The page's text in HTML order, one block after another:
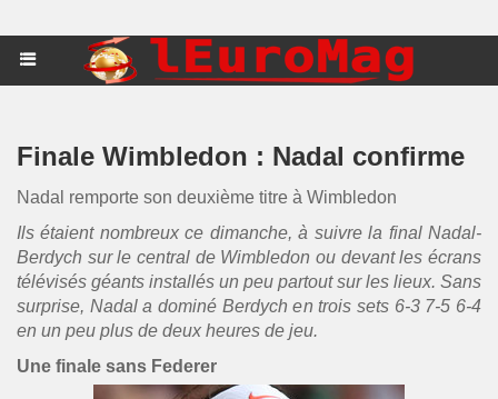
Finale Wimbledon : Nadal confirme
Nadal remporte son deuxième titre à Wimbledon
Ils étaient nombreux ce dimanche, à suivre la final Nadal-
Berdych sur le central de Wimbledon ou devant les écrans
télévisés géants installés un peu partout sur les lieux. Sans
surprise, Nadal a dominé Berdych en trois sets 6-3 7-5 6-4
en un peu plus de deux heures de jeu.
Une finale sans Federer